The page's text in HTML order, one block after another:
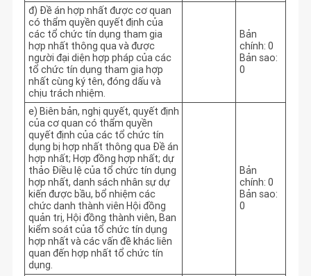
đ) Đề án hợp nhất được cơ quan
có thẩm quyền quyết định của
các tổ chức tín dụng tham gia
hợp nhất thông qua và được
người đại diện hợp pháp của các
tổ chức tín dụng tham gia hợp
nhất cùng ký tên, đóng dấu và
chịu trách nhiệm.
Bản
chính: 0
Bản sao:
0
e) Biên bản, nghị quyết, quyết định
của cơ quan có thẩm quyền
quyết định của các tổ chức tín
dụng bị hợp nhất thông qua Đề án
hợp nhất; Hợp đồng hợp nhất; dự
thảo Điều lệ của tổ chức tín dụng
hợp nhất, danh sách nhân sự dự
kiến được bầu, bổ nhiệm các
chức danh thành viên Hội đồng
quản trị, Hội đồng thành viên, Ban
kiểm soát của tổ chức tín dụng
hợp nhất và các vấn đề khác liên
quan đến hợp nhất tổ chức tín
dụng.
Bản
chính: 0
Bản sao:
0